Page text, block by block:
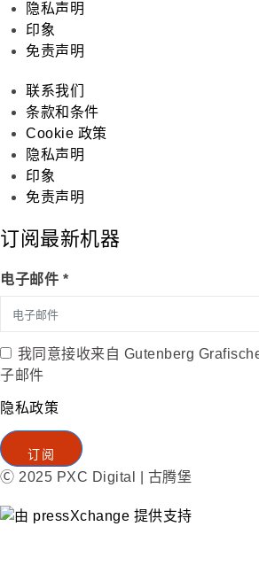
隐私声明
印象
免责声明
联系我们
条款和条件
Cookie 政策
隐私声明
印象
免责声明
订阅最新机器
电子邮件 *
我同意接收来自 Gutenberg
子邮件
隐私政策
订阅
Ⓒ 2025 PXC Digital | 古腾堡